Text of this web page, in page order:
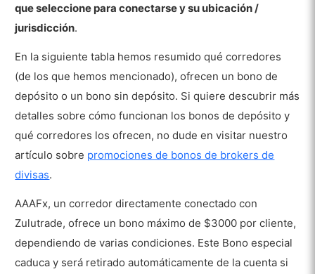
que seleccione para conectarse y su ubicación /
jurisdicción.
En la siguiente tabla hemos resumido qué corredores
(de los que hemos mencionado), ofrecen un bono de
depósito o un bono sin depósito. Si quiere descubrir más
detalles sobre cómo funcionan los bonos de depósito y
qué corredores los ofrecen, no dude en visitar nuestro
artículo sobre promociones de bonos de brokers de
divisas.
AAAFx, un corredor directamente conectado con
Zulutrade, ofrece un bono máximo de $3000 por cliente,
dependiendo de varias condiciones. Este Bono especial
caduca y será retirado automáticamente de la cuenta si